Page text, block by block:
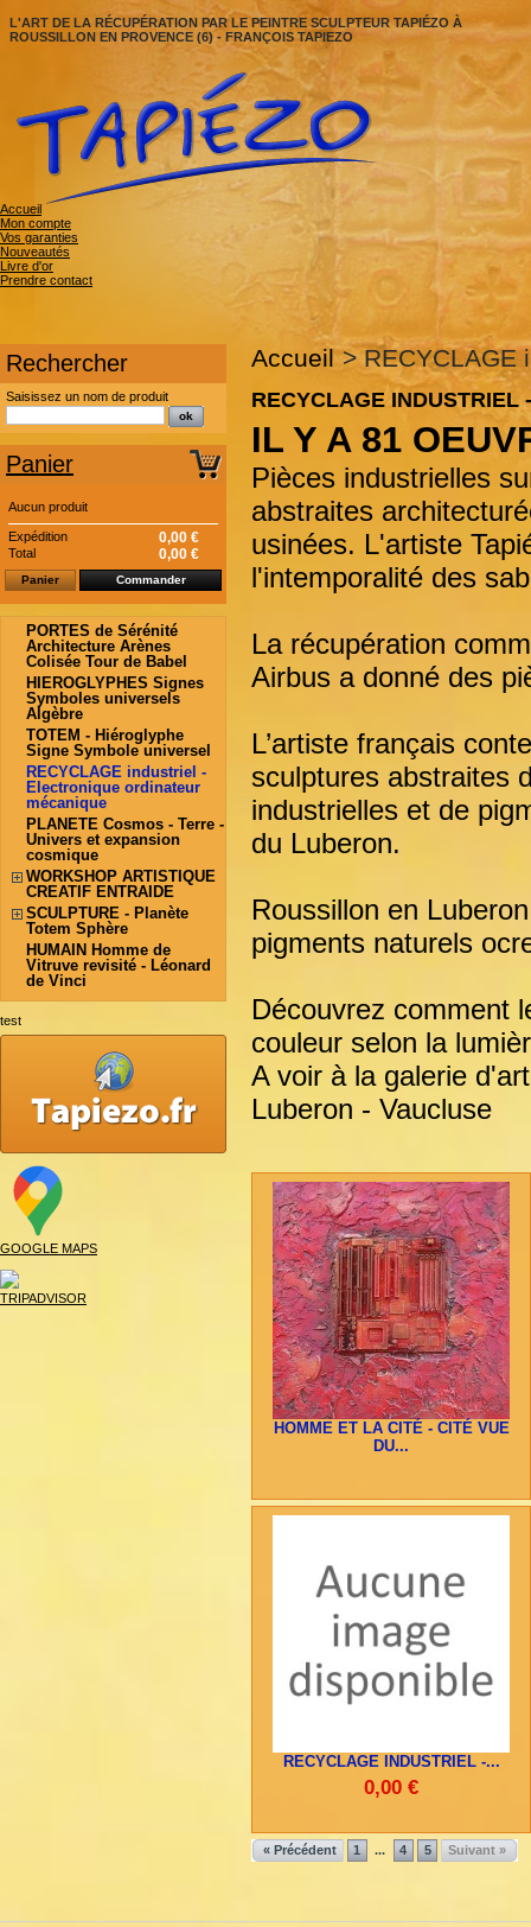
L'ART DE LA RÉCUPÉRATION PAR LE PEINTRE SCULPTEUR TAPIÉZO À
ROUSSILLON EN PROVENCE (6) - FRANÇOIS TAPIEZO
Accueil
Mon compte
Vos garanties
Nouveautés
Livre d'or
Prendre contact
Rechercher
Saisissez un nom de produit
Panier
Aucun produit
Expédition 0,00 €
Total 0,00 €
Panier Commander
PORTES de Sérénité
Architecture Arènes
Colisée Tour de Babel
HIEROGLYPHES Signes
Symboles universels
Algèbre
TOTEM - Hiéroglyphe
Signe Symbole universel
RECYCLAGE industriel -
Electronique ordinateur
mécanique
PLANETE Cosmos - Terre -
Univers et expansion
cosmique
WORKSHOP ARTISTIQUE
CREATIF ENTRAIDE
SCULPTURE - Planète
Totem Sphère
HUMAIN Homme de
Vitruve revisité - Léonard
de Vinci
test
GOOGLE MAPS
TRIPADVISOR
Accueil > RECYCLAGE
RECYCLAGE INDUSTRIEL
IL Y A 81
Pièces industrielles
abstraites
usinées. L'artiste
l'intemporalité des
La récupération
Airbus a donné des
L’artiste français
sculptures abstraites
industrielles et de
du Luberon.
Roussillon en
pigments naturels
Découvrez comment
couleur selon la
A voir à la galerie
Luberon - Vaucluse
HOMME ET LA CITÉ - CITÉ VUE
DU...
RECYCLAGE INDUSTRIEL -...
0,00 €
« Précédent 1 ... 4 5 Suivant »